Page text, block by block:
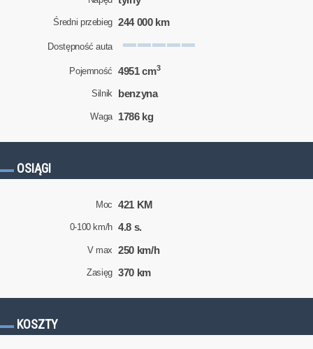
Średni przebieg 244 000 km
Dostępność auta
Pojemność 4951 cm3
Silnik benzyna
Waga 1786 kg
OSIĄGI
Moc 421 KM
0-100 km/h 4.8 s.
V max 250 km/h
Zasięg 370 km
KOSZTY